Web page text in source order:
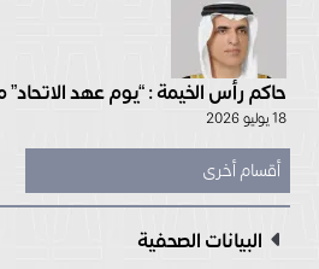
حاكم رأس الخيمة : “يوم عهد
18 يوليو 2026
أقسام أخرى
البيانات الصحفية